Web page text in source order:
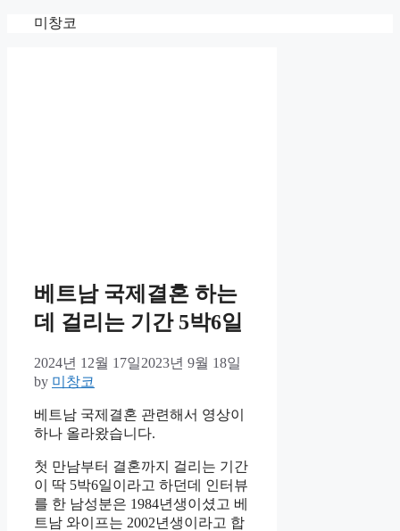
미창코
베트남 국제결혼 하는
데 걸리는 기간 5박6일
2024년 12월 17일2023년 9월 18일
by 미창코
베트남 국제결혼 관련해서 영상이
하나 올라왔습니다.
첫 만남부터 결혼까지 걸리는 기간
이 딱 5박6일이라고 하던데 인터뷰
를 한 남성분은 1984년생이셨고 베
트남 와이프는 2002년생이라고 합